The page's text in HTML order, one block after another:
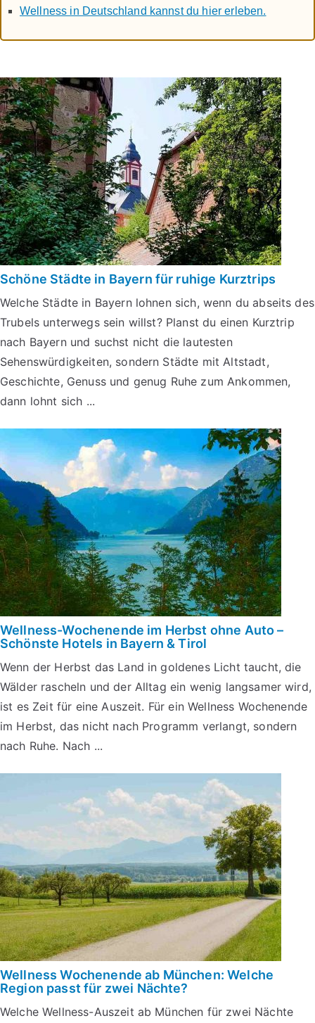
Wellness in Deutschland kannst du hier erleben.
Schöne Städte in Bayern für ruhige Kurztrips
Welche Städte in Bayern lohnen sich, wenn du abseits des
Trubels unterwegs sein willst? Planst du einen Kurztrip
nach Bayern und suchst nicht die lautesten
Sehenswürdigkeiten, sondern Städte mit Altstadt,
Geschichte, Genuss und genug Ruhe zum Ankommen,
dann lohnt sich ...
Wellness-Wochenende im Herbst ohne Auto –
Schönste Hotels in Bayern & Tirol
Wenn der Herbst das Land in goldenes Licht taucht, die
Wälder rascheln und der Alltag ein wenig langsamer wird,
ist es Zeit für eine Auszeit. Für ein Wellness Wochenende
im Herbst, das nicht nach Programm verlangt, sondern
nach Ruhe. Nach ...
Wellness Wochenende ab München: Welche
Region passt für zwei Nächte?
Welche Wellness-Auszeit ab München für zwei Nächte